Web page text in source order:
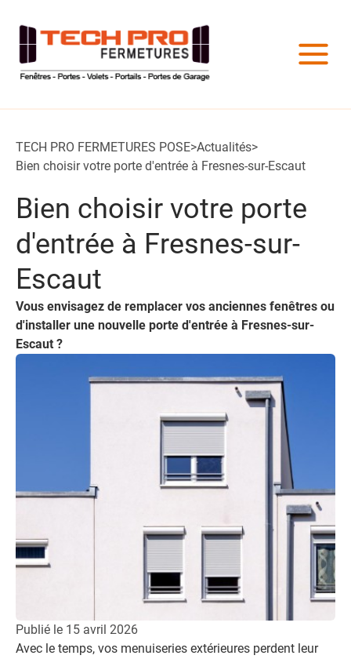
TECH PRO FERMETURES POSE>Actualités>
Bien choisir votre porte d'entrée à Fresnes-sur-Escaut
Bien choisir votre porte
d'entrée à Fresnes-sur-
Escaut
Vous envisagez de remplacer vos anciennes fenêtres ou
d'installer une nouvelle porte d'entrée à Fresnes-sur-
Escaut ?
Publié le 15 avril 2026
Avec le temps, vos menuiseries extérieures perdent leur